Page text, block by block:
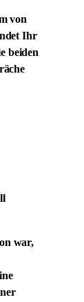
von
Ihr
beiden
war,